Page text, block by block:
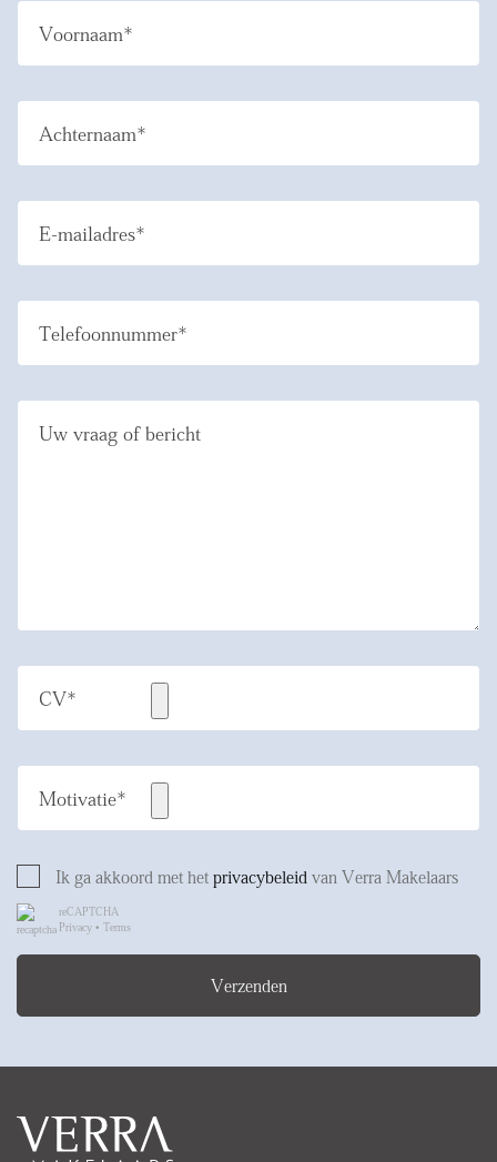
Voornaam*
Achternaam*
E-mailadres*
Telefoonnummer*
Uw vraag of bericht
CV*
Motivatie*
Ik ga akkoord met het privacybeleid van Verra Makelaars
reCAPTCHA
Privacy • Terms
Verzenden